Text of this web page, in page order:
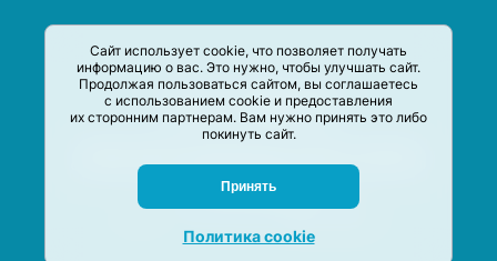
Сайт использует cookie, что позволяет получать
информацию о вас. Это нужно, чтобы улучшать сайт.
Продолжая пользоваться сайтом, вы соглашаетесь
с использованием cookie и предоставления
их сторонним партнерам. Вам нужно принять это либо
покинуть сайт.
Принять
Политика cookie
систематизации акций и скидок на товары и услуги в РФ
Задать вопрос
© M-Social production 2020 –2026